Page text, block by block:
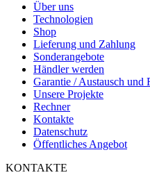
Über uns
Technologien
Shop
Lieferung und Zahlung
Sonderangebote
Händler werden
Garantie / Austausch und
Unsere Projekte
Rechner
Kontakte
Datenschutz
Öffentliches Angebot
KONTAKTE